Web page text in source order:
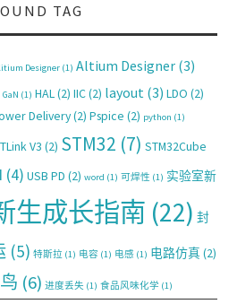
TAG
Designer (1) Altium Designer (3)
GaN (1) HAL(2) IIC(2) layout (3) LDO (2)
Delivery(2) Pspice (2) python (1)
V3 (2) STM32 (7) STM32Cube
(4) USB PD (2) word (1) 可焊性 (1) 实验室新
生成长指南 (22) 封
(5) 特斯拉 (1) 电容 (1) 电感 (1) 电路仿真 (2)
(6) 进度丢失 (1) 食品风味化学 (1)